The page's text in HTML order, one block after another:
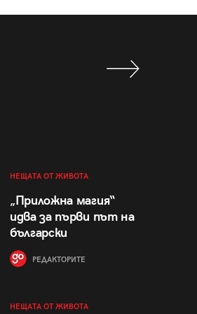
НЕЩАТА ОТ ЖИВОТА
„Приложна магия“
идва за първи път на
български
РЕДАКТОРИТЕ
НЕЩАТА ОТ ЖИВОТА